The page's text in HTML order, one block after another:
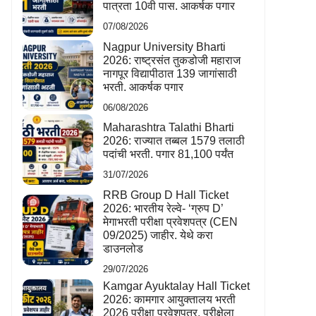
पात्रता 10वी पास. आकर्षक पगार
07/08/2026
Nagpur University Bharti
2026: राष्ट्रसंत तुकडोजी महाराज
नागपूर विद्यापीठात 139 जागांसाठी
भरती. आकर्षक पगार
06/08/2026
Maharashtra Talathi Bharti
2026: राज्यात तब्बल 1579 तलाठी
पदांची भरती. पगार 81,100 पर्यंत
31/07/2026
RRB Group D Hall Ticket
2026: भारतीय रेल्वे- ‘ग्रुप D’
मेगाभरती परीक्षा प्रवेशपत्र (CEN
09/2025) जाहीर. येथे करा
डाउनलोड
29/07/2026
Kamgar Ayuktalay Hall Ticket
2026: कामगार आयुक्तालय भरती
2026 परीक्षा प्रवेशपत्र. परीक्षेला